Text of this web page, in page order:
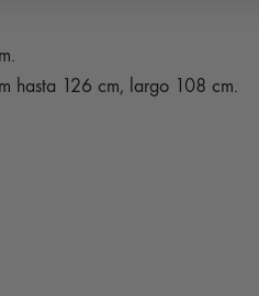
hasta 126 cm, largo 108 cm.